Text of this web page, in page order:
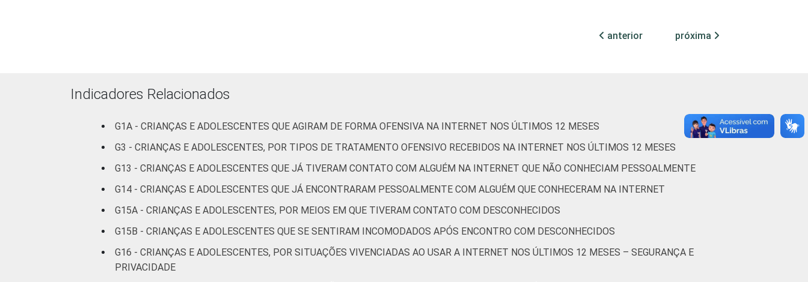
5 3
RENDA FAMILIAR Até 1 SM 37 52 4
Mais de 2 SM até 3 SM 50 45 3
Mais de 3 SM 48 41
Não tem renda 2 98 0 0
anterior próxima
Indicadores Relacionados
G1A - CRIANÇAS E ADOLESCENTES QUE AGIRAM DE FORMA OFENSIVA NA INTERNET NOS ÚLTIMOS 12 MESES
G3 - CRIANÇAS E ADOLESCENTES, POR TIPOS DE TRATAMENTO OFENSIVO RECEBIDOS NA INTERNET NOS ÚLTIMOS 12 MESES
G13 - CRIANÇAS E ADOLESCENTES QUE JÁ TIVERAM CONTATO COM ALGUÉM NA INTERNET QUE NÃO CONHECIAM PESSOALMENTE
G14 - CRIANÇAS E ADOLESCENTES QUE JÁ ENCONTRARAM PESSOALMENTE COM ALGUÉM QUE CONHECERAM NA INTERNET
G15A - CRIANÇAS E ADOLESCENTES, POR MEIOS EM QUE TIVERAM CONTATO COM DESCONHECIDOS
G15B - CRIANÇAS E ADOLESCENTES QUE SE SENTIRAM INCOMODADOS APÓS ENCONTRO COM DESCONHECIDOS
G16 - CRIANÇAS E ADOLESCENTES, POR SITUAÇÕES VIVENCIADAS AO USAR A INTERNET NOS ÚLTIMOS 12 MESES – SEGURANÇA E
PRIVACIDADE